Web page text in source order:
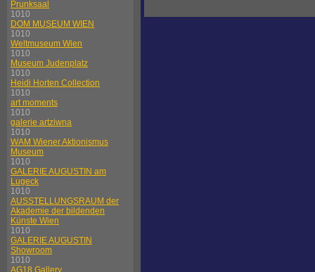
Prunksaal
1010
DOM MUSEUM WIEN
1010
Weltmuseum Wien
1010
Museum Judenplatz
1010
Heidi Horten Collection
1010
art moments
1010
galerie artziwna
1010
WAM Wiener Aktionismus
Museum
1010
GALERIE AUGUSTIN am
Lugeck
1010
AUSSTELLUNGSRAUM der
Akademie der bildenden
Künste Wien
1010
GALERIE AUGUSTIN
Showroom
1010
AG18 Gallery